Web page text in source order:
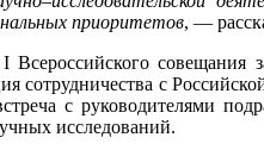
приоритетов, —
совещания
сотрудничества с
с руководителями
исследований.